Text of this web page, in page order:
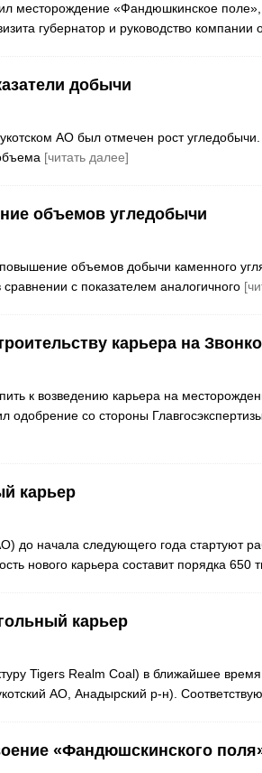
месторождение «Фандюшкинское
губернатор и руководство компании
добычи
АО был отмечен рост
[читать далее]
объемов угледобычи
объемов добычи каменного
с показателем аналогичного
карьера на
к возведению карьера на
одобрение со стороны
карьер
до начала следующего года стартуют
нового карьера составит порядка 650
карьер
Tigers Realm Coal) в ближайшее время
АО, Анадырский р-н).
«Фандюшскинского